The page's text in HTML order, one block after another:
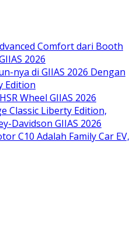
Comfort dari Booth
2026
nya di GIIAS 2026 Dengan
Edition
Wheel GIIAS 2026
Classic Liberty Edition,
Davidson GIIAS 2026
C10 Adalah Family Car EV,